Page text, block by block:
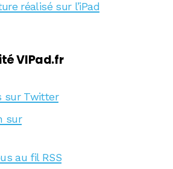
réalisé sur l’iPad
VIPad.fr
sur Twitter
sur
au fil RSS